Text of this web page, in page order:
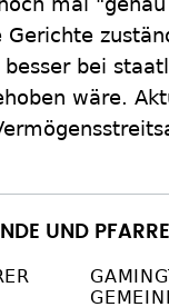
bei
wäre.
UND